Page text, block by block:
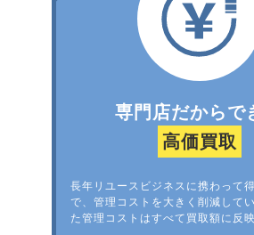
専門店だからで
高価買取
長年リユースビジネスに携わって
で、管理コストを大きく削減して
た管理コストはすべて買取額に反